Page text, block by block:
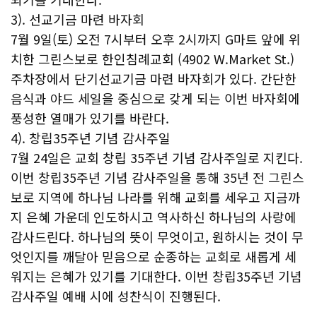
3). 선교기금 마련 바자회
7월 9일(토) 오전 7시부터 오후 2시까지 G마트 앞에 위
치한 그린스보로 한인침례교회 (4902 W.Market St.)
주차장에서 단기선교기금 마련 바자회가 있다. 간단한
음식과 야드 세일을 중심으로 갖게 되는 이번 바자회에
풍성한 열매가 있기를 바란다.
4). 창립35주년 기념 감사주일
7월 24일은 교회 창립 35주년 기념 감사주일로 지킨다.
이번 창립35주년 기념 감사주일을 통해 35년 전 그린스
보로 지역에 하나님 나라를 위해 교회를 세우고 지금까
지 은혜 가운데 인도하시고 역사하신 하나님의 사랑에
감사드린다. 하나님의 뜻이 무엇이고, 원하시는 것이 무
엇인지를 깨달아 믿음으로 순종하는 교회로 새롭게 세
워지는 은혜가 있기를 기대한다. 이번 창립35주년 기념
감사주일 예배 시에 성찬식이 진행된다.